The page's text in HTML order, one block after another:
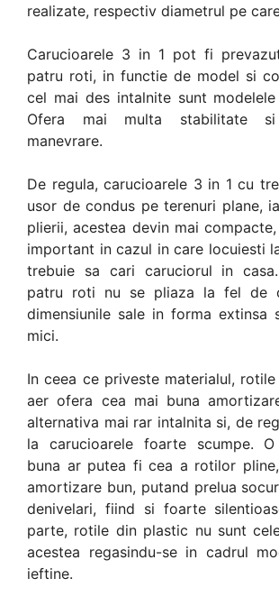
realizate, respectiv diametrul pe
Carucioarele 3 in 1 pot fi
patru roti, in functie de model si
cel mai des intalnite sunt
Ofera mai multa stabilitate
manevrare.
De regula, carucioarele 3 in 1 cu
usor de condus pe terenuri plane,
plierii, acestea devin mai
important in cazul in care locuiesti
trebuie sa cari caruciorul in
patru roti nu se pliaza la fel de
dimensiunile sale in forma extinsa
mici.
In ceea ce priveste materialul,
aer ofera cea mai buna
alternativa mai rar intalnita si, de
la carucioarele foarte scumpe.
buna ar putea fi cea a rotilor
amortizare bun, putand prelua
denivelari, fiind si foarte
parte, rotile din plastic nu sunt
acestea regasindu-se in cadrul
ieftine.